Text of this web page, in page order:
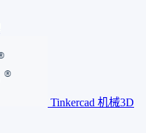
Tinkercad 机械3D